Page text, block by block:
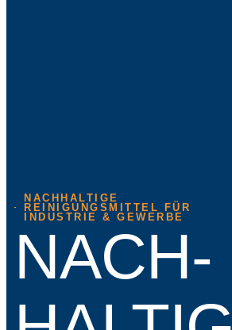
NACHHALTIGE
REINIGUNGSMITTEL FÜR
INDUSTRIE & GEWERBE
NACH­